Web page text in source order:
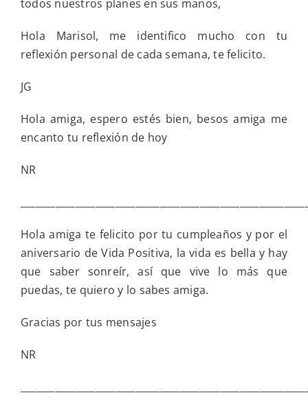
todos nuestros planes en sus manos,
Hola Marisol, me identifico mucho con tu
reflexión personal de cada semana, te felicito.
JG
Hola amiga, espero estés bien, besos amiga me
encanto tu reflexión de hoy
NR
Hola amiga te felicito por tu cumpleaños y por el
aniversario de Vida Positiva, la vida es bella y hay
que saber sonreír, así que vive lo más que
puedas, te quiero y lo sabes amiga.
Gracias por tus mensajes
NR